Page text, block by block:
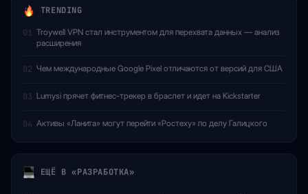
TRENDING
01 Troywell VPN стал инструментом для перехвата данных — анализ
расширения
02 Чем международные Google Pixel отличаются от версий для США
03 Lumysi прячет фитнес-трекер в браслет и идет на Kickstarter
04 Активы «Ланита» могут перейти «Ростеху» по делу Галицкого
ЕЩЁ В «РАЗРАБОТКА»